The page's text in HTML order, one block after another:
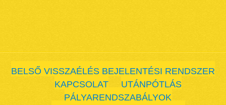
BELSŐ VISSZAÉLÉS BEJELENTÉSI RENDSZER
KAPCSOLAT
UTÁNPÓTLÁS
PÁLYARENDSZABÁLYOK